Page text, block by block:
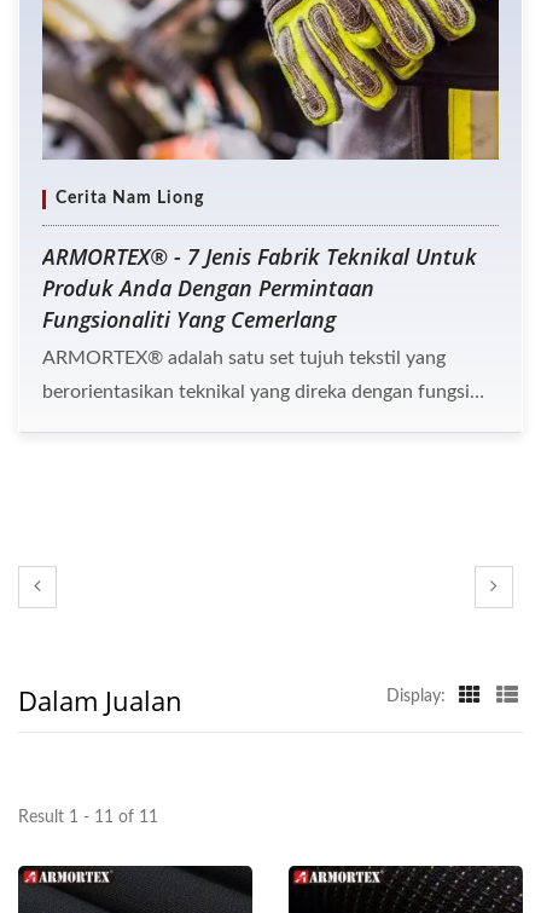
Cerita Nam Liong
ARMORTEX® - 7 Jenis Fabrik Teknikal Untuk
Produk Anda Dengan Permintaan
Fungsionaliti Yang Cemerlang
ARMORTEX® adalah satu set tujuh tekstil yang
berorientasikan teknikal yang direka dengan fungsi
Dalam Jualan Display:
Result 1 - 11 of 11